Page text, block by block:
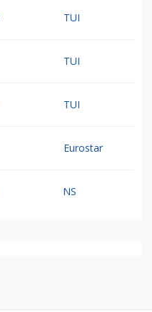
TUI
TUI
TUI
Eurostar
NS